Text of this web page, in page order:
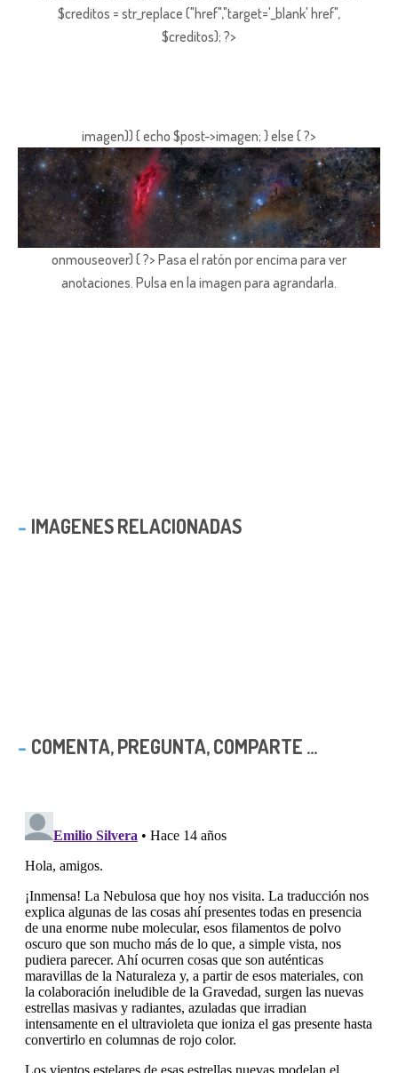
$creditos = str_replace ("href","target='_blank' href",
$creditos); ?>
imagen)) { echo $post->imagen; } else { ?>
onmouseover) { ?> Pasa el ratón por encima para ver
anotaciones. Pulsa en la imagen para agrandarla.
IMAGENES RELACIONADAS
COMENTA, PREGUNTA, COMPARTE ...